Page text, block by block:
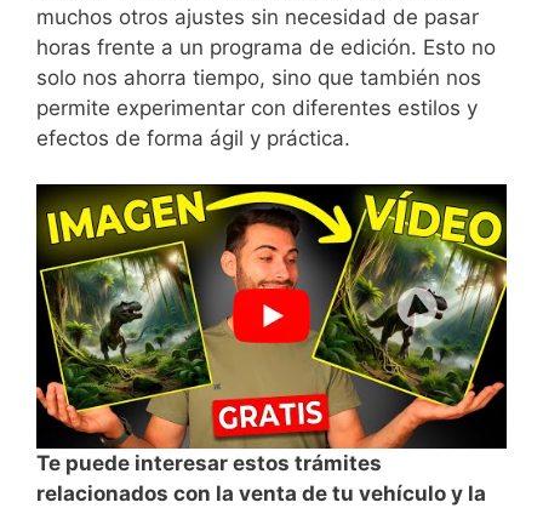
muchos otros ajustes sin necesidad de​ pasar
horas​ frente a un programa de edición. Esto ⁢no
solo nos‌ ahorra tiempo, sino que también⁣ nos
permite experimentar con⁤ diferentes estilos y​
efectos de forma ágil y ‍práctica.
Te puede interesar estos trámites
relacionados con la venta de tu vehículo y la